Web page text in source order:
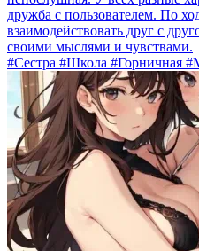
дружба с пользователем. По
взаимодействовать друг с
своими мыслями и чувствами.
#Сестра #Школа #Горничная